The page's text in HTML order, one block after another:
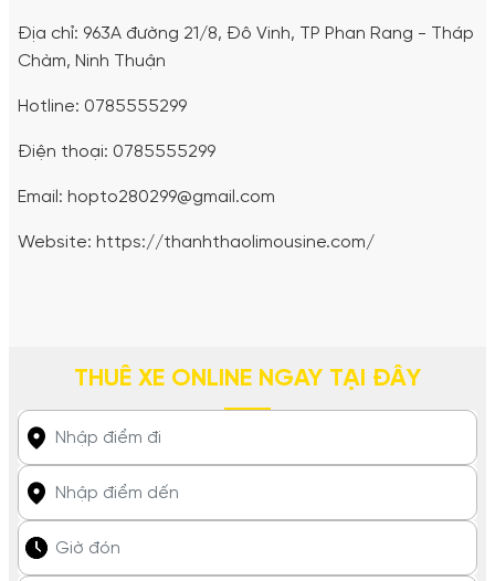
Địa chỉ: 963A đường 21/8, Đô Vinh, TP Phan Rang - Tháp
Chàm, Ninh Thuận
Hotline: 0785555299
Điện thoại: 0785555299
Email: hopto280299@gmail.com
Website: https://thanhthaolimousine.com/
THUÊ XE ONLINE NGAY TẠI ĐÂY